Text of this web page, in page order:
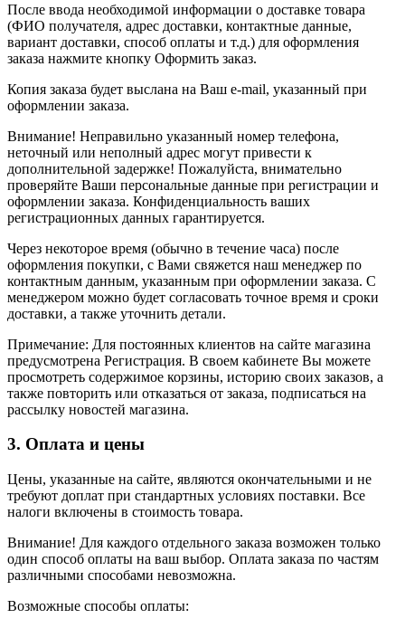
После ввода необходимой информации о доставке товара
(ФИО получателя, адрес доставки, контактные данные,
вариант доставки, способ оплаты и т.д.) для оформления
заказа нажмите кнопку Оформить заказ.
Копия заказа будет выслана на Ваш e-mail, указанный при
оформлении заказа.
Внимание! Неправильно указанный номер телефона,
неточный или неполный адрес могут привести к
дополнительной задержке! Пожалуйста, внимательно
проверяйте Ваши персональные данные при регистрации и
оформлении заказа. Конфиденциальность ваших
регистрационных данных гарантируется.
Через некоторое время (обычно в течение часа) после
оформления покупки, с Вами свяжется наш менеджер по
контактным данным, указанным при оформлении заказа. С
менеджером можно будет согласовать точное время и сроки
доставки, а также уточнить детали.
Примечание: Для постоянных клиентов на сайте магазина
предусмотрена Регистрация. В своем кабинете Вы можете
просмотреть содержимое корзины, историю своих заказов, а
также повторить или отказаться от заказа, подписаться на
рассылку новостей магазина.
3. Оплата и цены
Цены, указанные на сайте, являются окончательными и не
требуют доплат при стандартных условиях поставки. Все
налоги включены в стоимость товара.
Внимание! Для каждого отдельного заказа возможен только
один способ оплаты на ваш выбор. Оплата заказа по частям
различными способами невозможна.
Возможные способы оплаты: